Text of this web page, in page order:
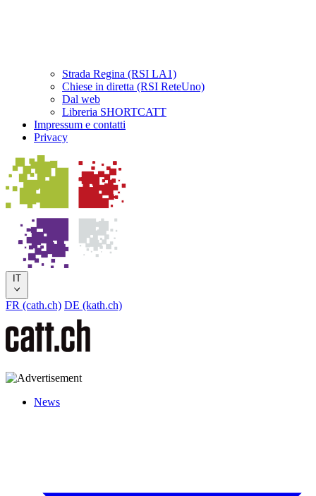
Strada Regina (RSI LA1)
Chiese in diretta (RSI ReteUno)
Dal web
Libreria SHORTCATT
Impressum e contatti
Privacy
IT
FR (cath.ch) DE (kath.ch)
News